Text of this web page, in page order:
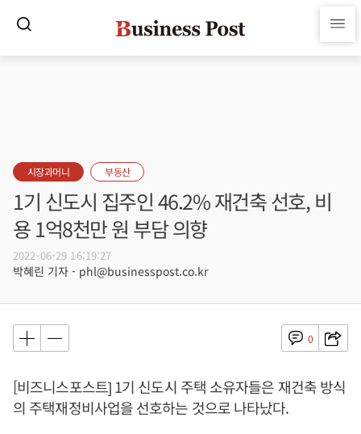
시장과머니 부동산
1기 신도시 집주인 46.2% 재건축 선호, 비
용 1억8천만 원 부담 의향
2022-06-29 16:19:27
박혜린 기자 - phl@businesspost.co.kr
0
[비즈니스포스트] 1기 신도시 주택 소유자들은 재건축 방식
의 주택재정비사업을 선호하는 것으로 나타났다.